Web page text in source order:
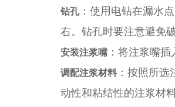
钻孔：使用电钻在漏水
右。钻孔时要注意避免
安装注浆嘴 ：将注浆嘴
调配注浆材料 ：按照所
动性和粘结性的注浆材料